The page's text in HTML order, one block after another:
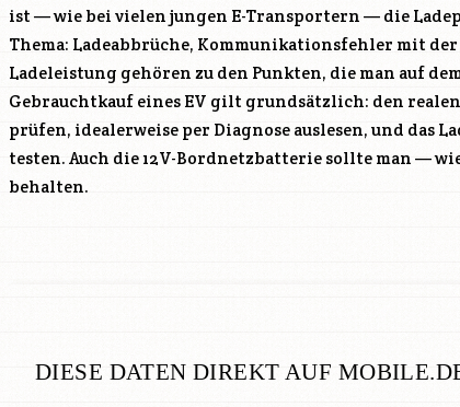
ist — wie bei vielen jungen E-Transportern — die
Thema: Ladeabbrüche, Kommunikationsfehler mit
Ladeleistung gehören zu den Punkten, die man auf
Gebrauchtkauf eines EV gilt grundsätzlich: den
prüfen, idealerweise per Diagnose auslesen, und das
testen. Auch die 12V-Bordnetzbatterie sollte man —
behalten.
DIESE DATEN DIREKT AUF